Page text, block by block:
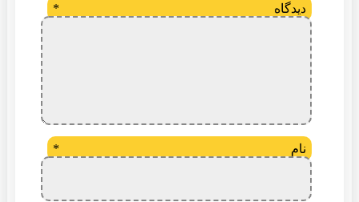
دیدگاه *
نام *